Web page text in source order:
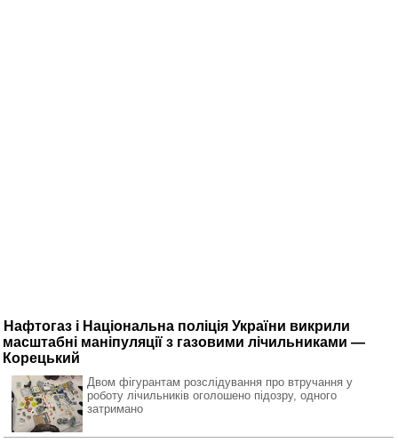
Нафтогаз і Національна поліція України викрили
масштабні маніпуляції з газовими лічильниками —
Корецький
Двом фігурантам розслідування про втручання у
роботу лічильників оголошено підозру, одного
затримано